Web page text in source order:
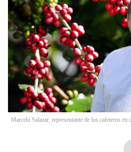
Marcelo Salazar, representante de los cafeteros en